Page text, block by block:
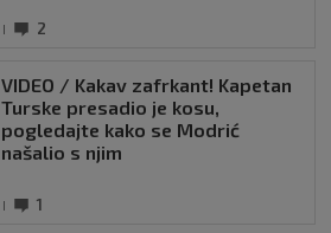
2
VIDEO / Kakav zafrkant! Kapetan
Turske presadio je kosu,
pogledajte kako se Modrić
našalio s njim
1